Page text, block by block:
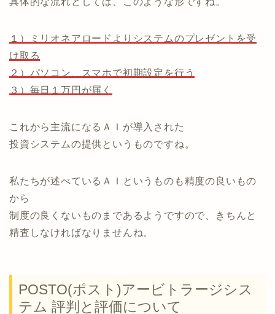
１）ミリオネアロードよりシステムのプレゼントを受
け取る
２）パソコン、スマホで初期設定を行う
３）毎日１万円が届く
これから主流になるＡＩが導入された
投資システムの提供というものですね。
私たちが述べているＡＩというものも精度の良いもの
から
制度の良くないものまであるようですので、きちんと
精査しなければなりませんね。
POSTO(ポスト)アービトラージシス
テム 評判と評価について